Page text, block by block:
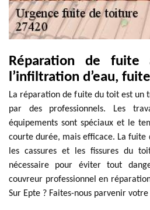
Réparation de
l’infiltration d’eau,
La réparation de fuite du toit est un
par des professionnels. Les
équipements sont spéciaux et le
courte durée, mais efficace. La fuite
les cassures et les fissures du
nécessaire pour éviter tout
couvreur professionnel en
Sur Epte ? Faites-nous parvenir